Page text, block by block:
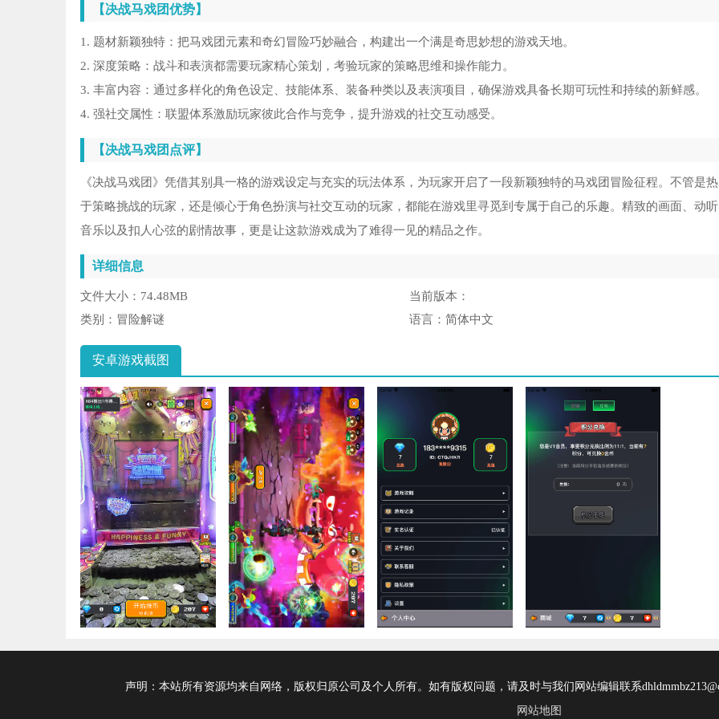
【决战马戏团优势】
1. 题材新颖独特：把马戏团元素和奇幻冒险巧妙融合，构建出一个满是奇思妙想的游戏天地。
2. 深度策略：战斗和表演都需要玩家精心策划，考验玩家的策略思维和操作能力。
3. 丰富内容：通过多样化的角色设定、技能体系、装备种类以及表演项目，确保游戏具备长期可玩性和持续的新鲜感。
4. 强社交属性：联盟体系激励玩家彼此合作与竞争，提升游戏的社交互动感受。
【决战马戏团点评】
《决战马戏团》凭借其别具一格的游戏设定与充实的玩法体系，为玩家开启了一段新颖独特的马戏团冒险征程。不管是
于策略挑战的玩家，还是倾心于角色扮演与社交互动的玩家，都能在游戏里寻觅到专属于自己的乐趣。精致的画面、动
音乐以及扣人心弦的剧情故事，更是让这款游戏成为了难得一见的精品之作。
详细信息
文件大小： 74.48MB
当前版本：
类别： 冒险解谜 语言： 简体中文
安卓游戏截图
声明：本站所有资源均来自网络，版权归原公司及个人所有。如有版权问题，请及时与我们网站编辑联系
网站地图